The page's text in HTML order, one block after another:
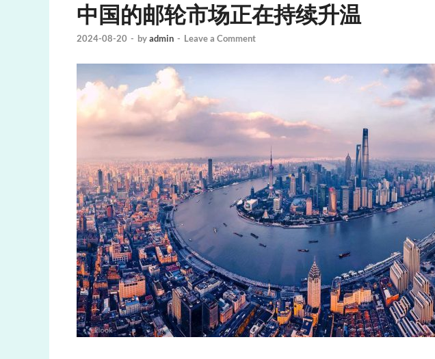
中国的邮轮市场正在持续升温
2024-08-20 - byadmin - Leave a Comment